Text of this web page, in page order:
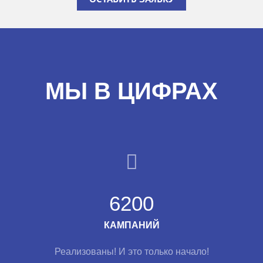
МЫ В ЦИФРАХ
6200
КАМПАНИЙ
Реализованы! И это только начало!